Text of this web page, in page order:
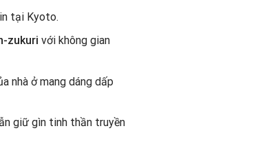
tại Kyoto.
zukuri với không gian
nhà ở mang dáng dấp
giữ gìn tinh thần truyền